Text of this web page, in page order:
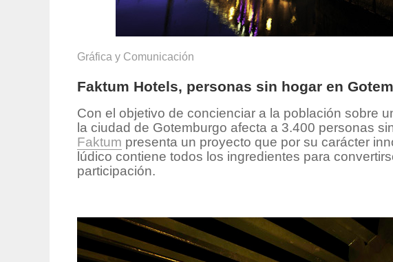
Gráfica y Comunicación
Faktum Hotels, personas sin hogar en
Con el objetivo de concienciar a la población sobre
la ciudad de Gotemburgo afecta a 3.400 personas
Faktum presenta un proyecto que por su carácter
lúdico contiene todos los ingredientes para
participación.